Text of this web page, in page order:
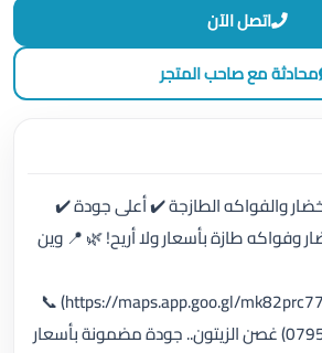
اتصل الآن
محادثة مع صاحب المتجر
والفواكه الطازجة ✔️ أعلى جودة ✔️
وفواكه طازة بأسعار ولا أريح! 🌿 📍 وين
بموقعنا(https://maps.app.goo.gl/mk82prc77xtDwpwU7) 📞
للاستفسار: (0795016845) غصن الزيتون.. جودة مضمونة بأسعار